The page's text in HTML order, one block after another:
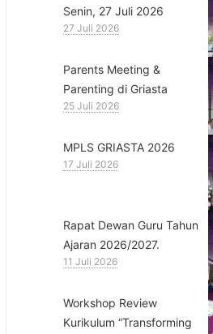
Senin, 27 Juli 2026
27 Juli 2026
Parents Meeting &
Parenting di Griasta
25 Juli 2026
MPLS GRIASTA 2026
17 Juli 2026
Rapat Dewan Guru Tahun
Ajaran 2026/2027.
11 Juli 2026
Workshop Review
Kurikulum “Transforming